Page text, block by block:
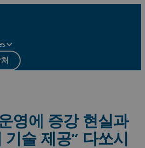
영에 증강 현실과
기술 제공” 다쏘시